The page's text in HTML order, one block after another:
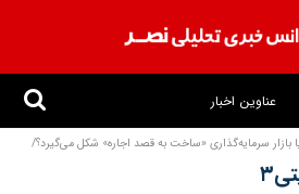
عناوین اخبار
بازار سرمایه‌گذاری «ساخت به قصد اجاره» شکل می‌گیرد؟/